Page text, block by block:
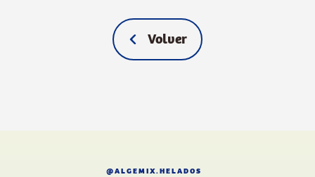
Volver
@ALGEMIX.HELADOS